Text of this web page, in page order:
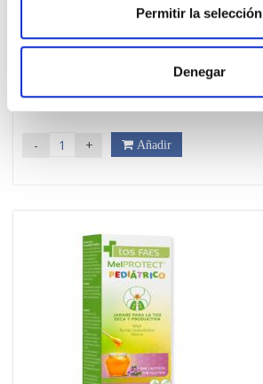
Permitir la selección
Denegar
TOS FAES MELPROTECT (180ML)
- + Añadir